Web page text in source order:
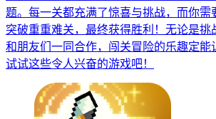
题。每一关都充满了惊喜与挑战，而你需
突破重重难关，最终获得胜利！无论是挑
和朋友们一同合作，闯关冒险的乐趣定能
试试这些令人兴奋的游戏吧！